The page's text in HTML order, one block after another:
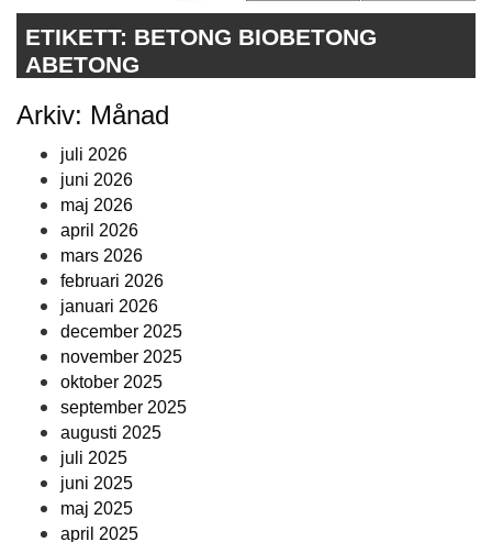
ETIKETT: BETONG BIOBETONG
ABETONG
Arkiv: Månad
juli 2026
juni 2026
maj 2026
april 2026
mars 2026
februari 2026
januari 2026
december 2025
november 2025
oktober 2025
september 2025
augusti 2025
juli 2025
juni 2025
maj 2025
april 2025